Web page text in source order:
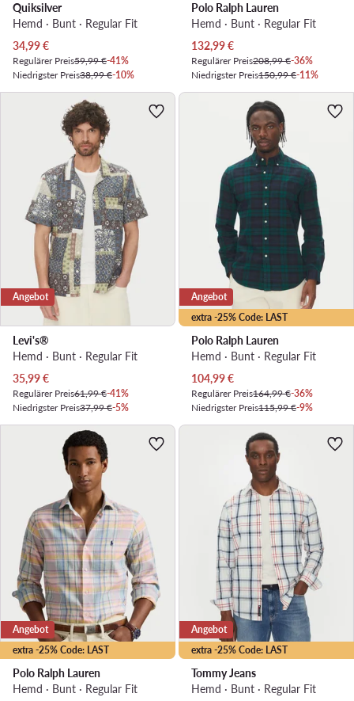
Quiksilver
Hemd · Bunt · Regular Fit
Aktueller Preis
34,99€
Regulärer Preis59,99 €-41%
Niedrigster Preis38,99 €-10%
Polo Ralph Lauren
Hemd · Bunt · Regular Fit
Aktueller Preis
132,99€
Regulärer Preis208,99 €-36%
Niedrigster Preis150,99 €-11%
Angebot
Levi's®
Hemd · Bunt · Regular Fit
Aktueller Preis
35,99€
Regulärer Preis61,99 €-41%
Niedrigster Preis37,99 €-5%
extra -25% Code: LAST
Angebot
Polo Ralph Lauren
Hemd · Bunt · Regular Fit
Aktueller Preis
104,99€
Regulärer Preis164,99 €-36%
Niedrigster Preis115,99 €-9%
extra -25% Code: LAST
Angebot
Polo Ralph Lauren
Hemd · Bunt · Regular Fit
extra -25% Code: LAST
Angebot
Tommy Jeans
Hemd · Bunt · Regular Fit